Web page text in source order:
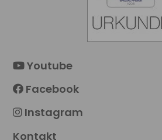
Youtube
Facebook
Instagram
Kontakt